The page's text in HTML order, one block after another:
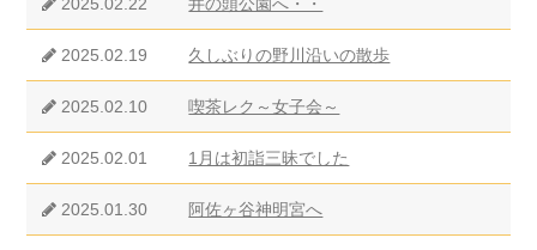
2025.02.19 久しぶりの野川沿いの散歩
2025.02.10 喫茶レク～女子会～
2025.02.01 1月は初詣三昧でした
2025.01.30 阿佐ヶ谷神明宮へ